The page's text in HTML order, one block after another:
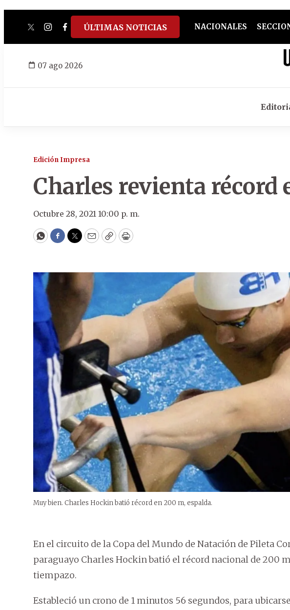
twitterinstagram
facebook
tiktokyoutube
spotify
ÚLTIMAS NOTICIAS NACIONALES
07 ago 2026
Edición Impresa
Charles revienta récord
Octubre 28, 2021 10:00 p. m.
WhatsApp
Facebook
Twitter
EmailCopyPrint
Muy bien. Charles Hockin batió récord en 200 m, espalda.
En el circuito de la Copa del Mundo de Natación de Pileta
paraguayo Charles Hockin batió el récord nacional de 200
tiempazo.
Estableció un crono de 1 minutos 56 segundos, para